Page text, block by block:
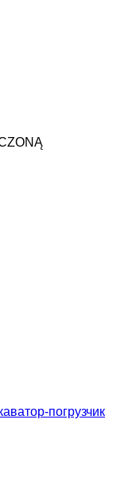
погрузчик